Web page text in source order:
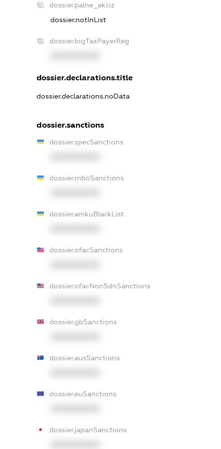
dossier.palne_akciz
dossier.notInList
dossier.bigTaxPayerReg
dossier.declarations.title
dossier.declarations.noData
dossier.sanctions
dossier.specSanctions
dossier.rnboSanctions
dossier.amkuBlackList
dossier.ofacSanctions
dossier.ofacNonSdnSanctions
dossier.gbSanctions
dossier.ausSanctions
dossier.euSanctions
dossier.japanSanctions